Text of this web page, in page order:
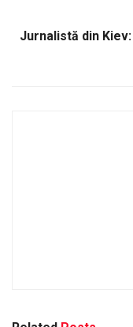
Jurnalistă din